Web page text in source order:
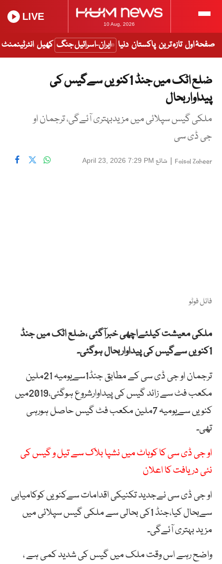
10 Aug, 2026
LIVE
صفحۂ اول تازہ ترین پاکستان دنیا ایران-اسرائیل جنگ کھیل انٹرٹینمنٹ
ضلع اٹک میں جنڈ 1کنویں سےگیس کی
پیداواربحال
ملکی گیس سپلائی میں مزیدبہتری آئےگی، ترجمان او
جی ڈی سی
Faisal Zaheer
| شائع April 23, 2026 7:29 PM
فائل فوٹو
ملکی معیشت کیلئےاچھی خبرآگئی ،ضلع اٹک میں جنڈ
1کنویں سےگیس کی پیداواربحال ہوگئی۔
ترجمان او جی ڈی سی کے مطابق جنڈ1سےیومیہ 21ملین
مکعب فٹ سے زائد گیس کی پیداوارشروع ہوگئی،2019میں
کنویں سےیومیہ 7ملین مکعب فٹ گیس حاصل ہورہی
تھی۔
او جی ڈی سی کا کوہاٹ میں نشپا بلاک سے تیل و گیس کی
نئی دریافت کا اعلان
او جی ڈی سی نےجدید تکنیکی اقدامات سےکنویں کوکامیابی
سےبحال کیا،جنڈ 1کی بحالی سے ملکی گیس سپلائی میں
مزید بہتری آئےگی۔
واضح رہے اس وقت ملک میں گیس کی شدید کمی ہے ،